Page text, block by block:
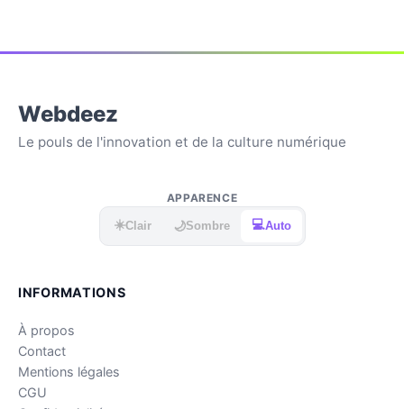
Webdeez
Le pouls de l'innovation et de la culture numérique
APPARENCE
☀️Clair 🌙Sombre 💻Auto
INFORMATIONS
À propos
Contact
Mentions légales
CGU